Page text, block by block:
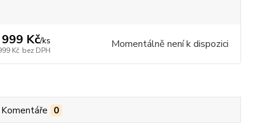
Kč/ks
Kč bez DPH Momentálně není k dispozici
Komentáře 0